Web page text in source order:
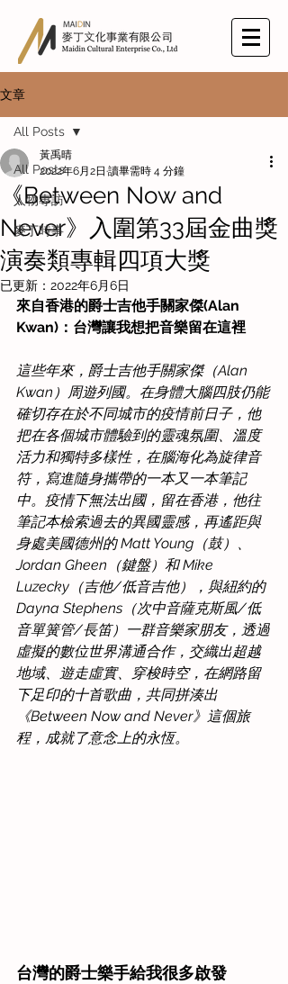
文章
All Posts
人物專訪
麥丁時事
All Posts
《Between Now and
Never》入圍第33屆金曲獎
演奏類專輯四項大獎
黃禹晴
2022年6月2日 讀畢需時 4 分鐘
已更新： 2022年6月6日
來自香港的爵士吉他手關家傑(Alan
Kwan)：台灣讓我想把音樂留在這裡
這些年來，爵士吉他手關家傑（Alan
Kwan）周遊列國。在身體大腦四肢仍能
確切存在於不同城市的疫情前日子，他
把在各個城市體驗到的靈魂氛圍、溫度
活力和獨特多樣性，在腦海化為旋律音
符，寫進隨身攜帶的一本又一本筆記
中。疫情下無法出國，留在香港，他往
筆記本檢索過去的異國靈感，再遙距與
身處美國德州的 Matt Young（鼓）、
Jordan Gheen（鍵盤）和 Mike
Luzecky（吉他/低音吉他），與紐約的
Dayna Stephens（次中音薩克斯風/低
音單簧管/長笛）一群音樂家朋友，透過
虛擬的數位世界溝通合作，交織出超越
地域、遊走虛實、穿梭時空，在網路留
下足印的十首歌曲，共同拼湊出
《Between Now and Never》這個旅
程，成就了意念上的永恆。
台灣的爵士樂手給我很多啟發